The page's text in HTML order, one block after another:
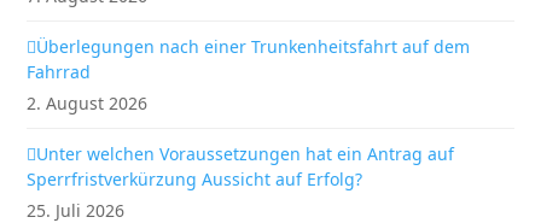
Überlegungen nach einer Trunkenheitsfahrt auf dem
Fahrrad
2. August 2026
Unter welchen Voraussetzungen hat ein Antrag auf
Sperrfristverkürzung Aussicht auf Erfolg?
25. Juli 2026